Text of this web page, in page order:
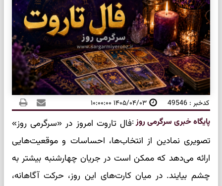
کدخبر : 49546 ۱۴۰۵/۰۴/۰۳ ۱۰:۰۰:۰۰
پایگاه خبری سرگرمی روز:فال تاروت امروز در «سرگرمی روز»
تصویری نمادین از انتخاب‌ها، احساسات و موقعیت‌هایی
ارائه می‌دهد که ممکن است در جریان چهارشنبه بیشتر به
چشم بیایند. در میان کارت‌های این روز، حرکت آگاهانه،